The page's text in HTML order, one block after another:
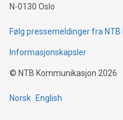
N-0130 Oslo
Følg pressemeldinger fra
Informasjonskapsler
© NTB Kommunikasjon 2026
Norsk English